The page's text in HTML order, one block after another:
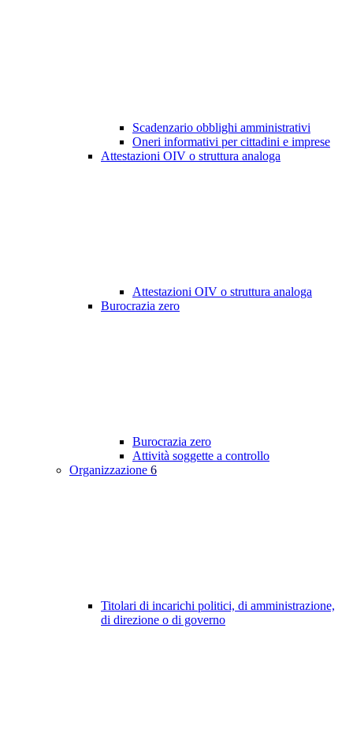
Scadenzario obblighi amministrativi
Oneri informativi per cittadini e imprese
Attestazioni OIV o struttura analoga
Attestazioni OIV o struttura analoga
Burocrazia zero
Burocrazia zero
Attività soggette a controllo
Organizzazione 6
Titolari di incarichi politici, di amministrazione,
di direzione o di governo